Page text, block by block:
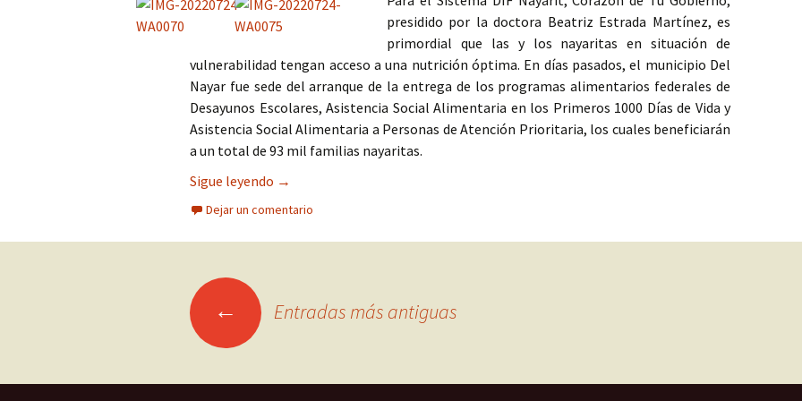
presidido por la doctora Beatriz Estrada Martínez, es
primordial que las y los nayaritas en situación de
vulnerabilidad tengan acceso a una nutrición óptima. En días pasados, el municipio Del
Nayar fue sede del arranque de la entrega de los programas alimentarios federales de
Desayunos Escolares, Asistencia Social Alimentaria en los Primeros 1000 Días de Vida y
Asistencia Social Alimentaria a Personas de Atención Prioritaria, los cuales beneficiarán
a un total de 93 mil familias nayaritas.
Sigue leyendo Salud y nutrición para todas las y los nayaritas: Corazón de Tu Gobierno Del Nayar,
→
Dejar un comentario
← Entradas más antiguas